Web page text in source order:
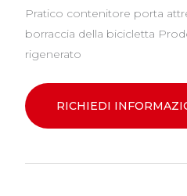
Pratico contenitore porta
borraccia della bicicletta
rigenerato
RICHIEDI